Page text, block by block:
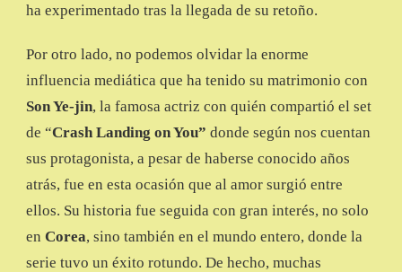
ha experimentado tras la llegada de su retoño.
Por otro lado, no podemos olvidar la enorme
influencia mediática que ha tenido su matrimonio con
Son Ye-jin, la famosa actriz con quién compartió el set
de “Crash Landing on You” donde según nos cuentan
sus protagonista, a pesar de haberse conocido años
atrás, fue en esta ocasión que al amor surgió entre
ellos. Su historia fue seguida con gran interés, no solo
en Corea, sino también en el mundo entero, donde la
serie tuvo un éxito rotundo. De hecho, muchas